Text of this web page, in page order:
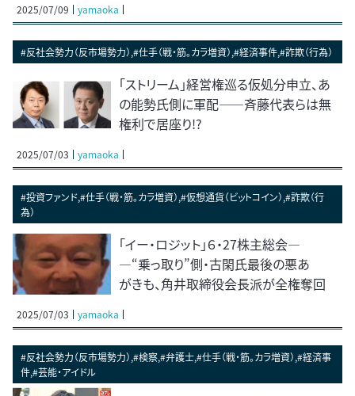
2025/07/09 yamaoka
#反社会勢力（反市場勢力）,#仕手（戦・筋。カラ増資）,#経済事件,#詐欺（行為）
「ストリーム」経営権巡る仮処分申立、あ
の能勢氏側に軍配――斉藤代表らは無
権利で居座り!?
2025/07/03 yamaoka
#投資ファンド,#仕手（戦・筋。カラ増資）,#仮想通貨（ビットコイン）,#詐欺（行
為）
「イー・ロジット」６・27株主総会―
―“乗っ取り”側・古閑氏最後の悪あ
がきも、角井取締役会長派が全権奪回
2025/07/03 yamaoka
#反社会勢力（反市場勢力）,#検察,#弁護士,#仕手（戦・筋。カラ増資）,#経済事
件,#芸能・アイドル